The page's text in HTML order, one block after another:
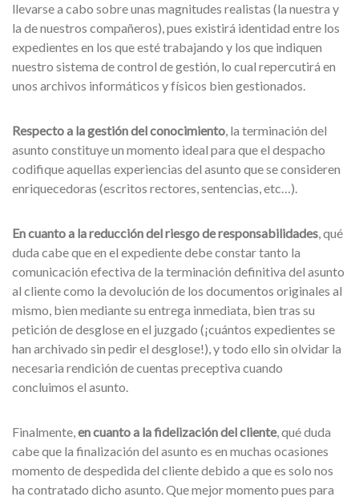
llevarse a cabo sobre unas magnitudes realistas (la nuestra y
la de nuestros compañeros), pues existirá identidad entre los
expedientes en los que esté trabajando y los que indiquen
nuestro sistema de control de gestión, lo cual repercutirá en
unos archivos informáticos y físicos bien gestionados.
Respecto a la gestión del conocimiento, la terminación del
asunto constituye un momento ideal para que el despacho
codifique aquellas experiencias del asunto que se consideren
enriquecedoras (escritos rectores, sentencias, etc…).
En cuanto a la reducción del riesgo de responsabilidades, qué
duda cabe que en el expediente debe constar tanto la
comunicación efectiva de la terminación definitiva del asunto
al cliente como la devolución de los documentos originales al
mismo, bien mediante su entrega inmediata, bien tras su
petición de desglose en el juzgado (¡cuántos expedientes se
han archivado sin pedir el desglose!), y todo ello sin olvidar la
necesaria rendición de cuentas preceptiva cuando
concluimos el asunto.
Finalmente,en cuanto a la fidelización del cliente, qué duda
cabe que la finalización del asunto es en muchas ocasiones
momento de despedida del cliente debido a que es solo nos
ha contratado dicho asunto. Que mejor momento pues para